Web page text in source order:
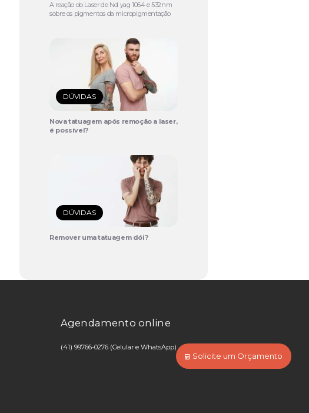
A reação do Laser de Nd yag 1064 e 532nm
sobre os pigmentos da micropigmentação
DÚVIDAS
Nova tatuagem após remoção a laser,
é possível?
DÚVIDAS
Remover uma tatuagem dói?
Agendamento online
(41) 99766-0276 (Celular e WhatsApp)
Solicite um Orçamento